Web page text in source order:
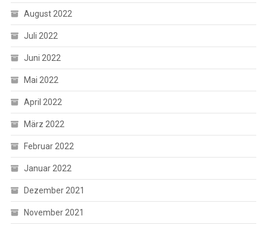
August 2022
Juli 2022
Juni 2022
Mai 2022
April 2022
März 2022
Februar 2022
Januar 2022
Dezember 2021
November 2021